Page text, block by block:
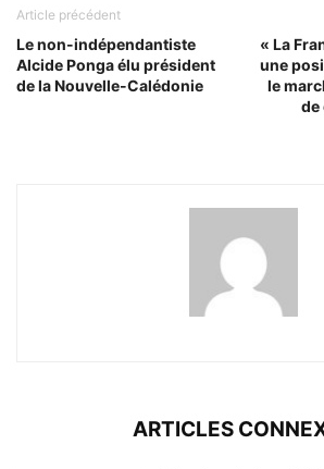
Article précédent
Le non-indépendantiste
Alcide Ponga élu président
de la Nouvelle-Calédonie
« La
une
le
de
ARTICLES